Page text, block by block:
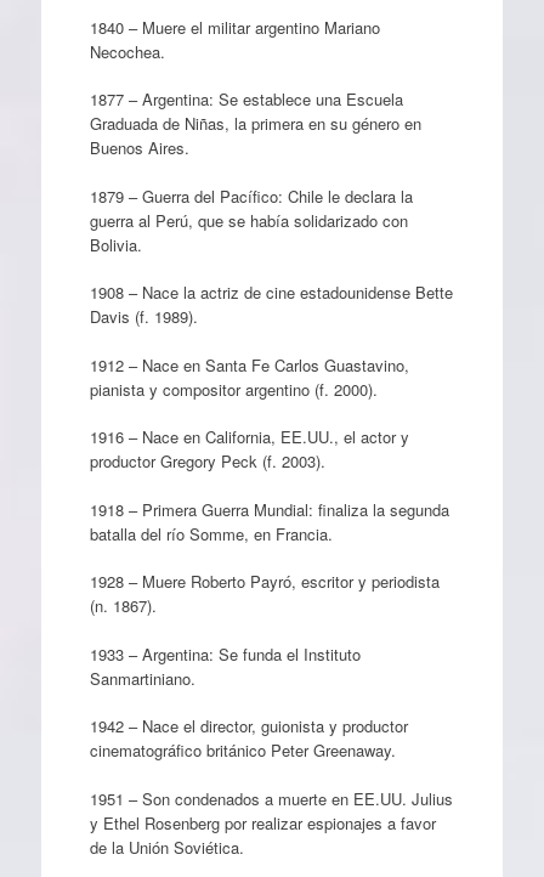
1840 – Muere el militar argentino Mariano
Necochea.
1877 – Argentina: Se establece una Escuela
Graduada de Niñas, la primera en su género en
Buenos Aires.
1879 – Guerra del Pacífico: Chile le declara la
guerra al Perú, que se había solidarizado con
Bolivia.
1908 – Nace la actriz de cine estadounidense Bette
Davis (f. 1989).
1912 – Nace en Santa Fe Carlos Guastavino,
pianista y compositor argentino (f. 2000).
1916 – Nace en California, EE.UU., el actor y
productor Gregory Peck (f. 2003).
1918 – Primera Guerra Mundial: finaliza la segunda
batalla del río Somme, en Francia.
1928 – Muere Roberto Payró, escritor y periodista
(n. 1867).
1933 – Argentina: Se funda el Instituto
Sanmartiniano.
1942 – Nace el director, guionista y productor
cinematográfico británico Peter Greenaway.
1951 – Son condenados a muerte en EE.UU. Julius
y Ethel Rosenberg por realizar espionajes a favor
de la Unión Soviética.